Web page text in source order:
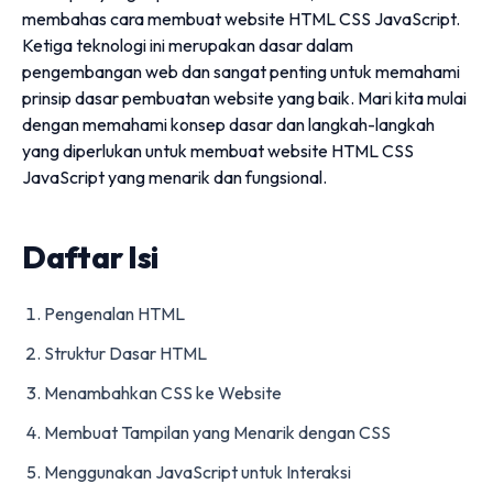
membahas cara membuat website HTML CSS JavaScript.
Ketiga teknologi ini merupakan dasar dalam
pengembangan web dan sangat penting untuk memahami
prinsip dasar pembuatan website yang baik. Mari kita mulai
dengan memahami konsep dasar dan langkah-langkah
yang diperlukan untuk membuat website HTML CSS
JavaScript yang menarik dan fungsional.
Daftar Isi
Pengenalan HTML
Struktur Dasar HTML
Menambahkan CSS ke Website
Membuat Tampilan yang Menarik dengan CSS
Menggunakan JavaScript untuk Interaksi